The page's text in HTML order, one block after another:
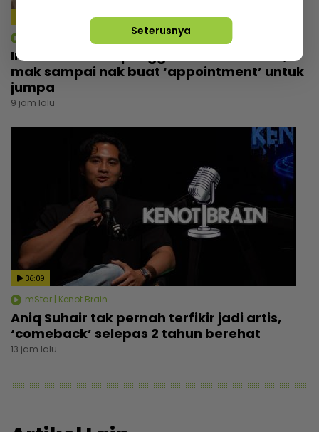
mStar | Hiburan
Irfan Zaini sibuk penggambaran di India,
mak sampai nak buat ‘appointment’ untuk
jumpa
9 jam lalu
36:09
mStar | Kenot Brain
Aniq Suhair tak pernah terfikir jadi artis,
‘comeback’ selepas 2 tahun berehat
13 jam lalu
Seterusnya